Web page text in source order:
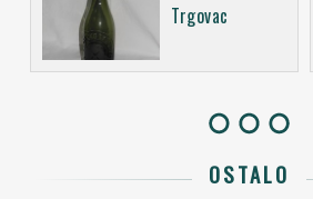
Trgovac
OSTALO